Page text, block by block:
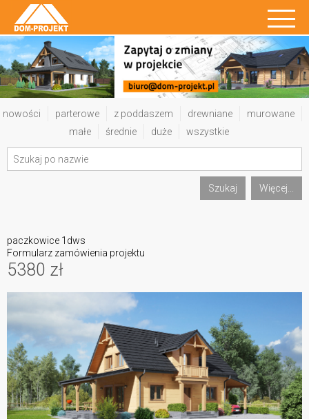
nowości parterowe z poddaszem drewniane
murowane
małe
średnie duże wszystkie
Szukaj Więcej...
5380 zł
paczkowice 1dws
Formularz zamówienia projektu